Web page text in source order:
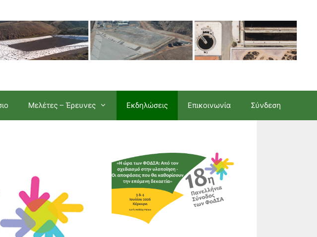
Μελέτες – Έρευνες Εκδηλώσεις Επικοινωνία Σύνδεση